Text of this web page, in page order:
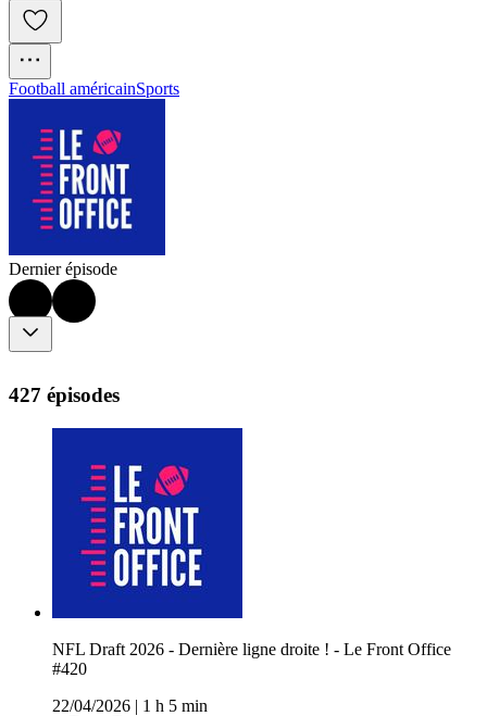
Football américainSports
Dernier épisode
427 épisodes
NFL Draft 2026 - Dernière ligne droite ! - Le Front Office
#420
22/04/2026 | 1 h 5 min